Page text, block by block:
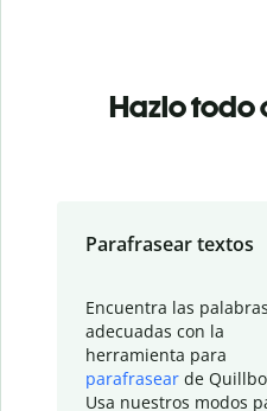
Hazlo todo
Parafrasear textos
Encuentra las palabras
adecuadas con la
herramienta para
parafrasear de
Usa nuestros modos